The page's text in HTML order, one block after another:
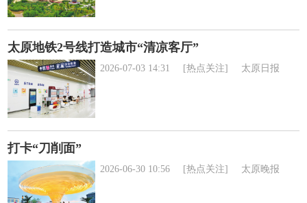
太原地铁2号线打造城市“清凉客厅”
2026-07-03 14:31 [热点关注] 太原日报
打卡“刀削面”
2026-06-30 10:56 [热点关注] 太原晚报